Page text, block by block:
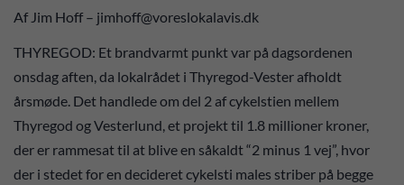
Af Jim Hoff – jimhoff@voreslokalavis.dk
THYREGOD: Et brandvarmt punkt var på dagsordenen
onsdag aften, da lokalrådet i Thyregod-Vester afholdt
årsmøde. Det handlede om del 2 af cykelstien mellem
Thyregod og Vesterlund, et projekt til 1.8 millioner kroner,
der er rammesat til at blive en såkaldt “2 minus 1 vej”, hvor
der i stedet for en decideret cykelsti males striber på begge